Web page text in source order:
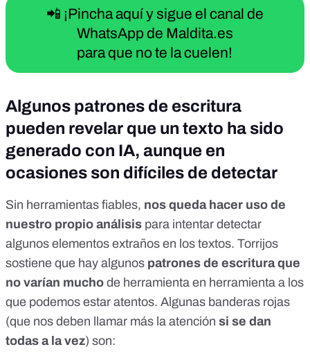
📲 ¡Pincha aquí y sigue el canal de
WhatsApp de Maldita.es
para que no te la cuelen!
Algunos patrones de escritura
pueden revelar que un texto ha sido
generado con IA, aunque en
ocasiones son difíciles de detectar
Sin herramientas fiables, nos queda hacer uso de
nuestro propio análisis para intentar detectar
algunos elementos extraños en los textos. Torrijos
sostiene que hay algunos patrones de escritura que
no varían mucho de herramienta en herramienta a los
que podemos estar atentos. Algunas banderas rojas
(que nos deben llamar más la atención si se dan
todas a la vez) son: